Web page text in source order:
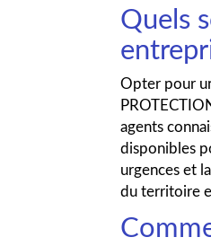
Quels
Opter pour
agents
disponibles
urgences et
du territoire